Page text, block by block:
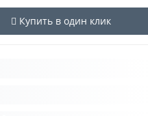
Купить в один клик